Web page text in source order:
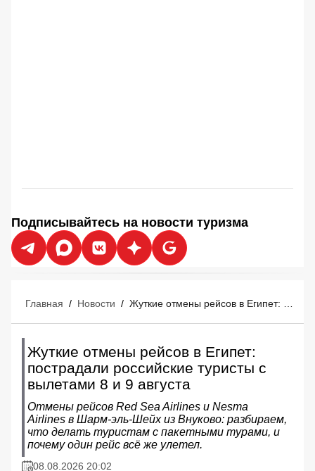
Подписывайтесь на новости туризма
Главная / Новости /
Жуткие отмены рейсов в Египет:
пострадали российские туристы с
вылетами 8 и 9 августа
Отмены рейсов Red Sea Airlines и Nesma
Airlines в Шарм‑эль‑Шейх из Внуково: разбираем,
что делать туристам с пакетными турами, и
почему один рейс всё же улетел.
08.08.2026 20:02